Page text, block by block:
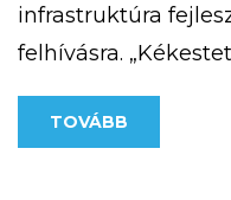
infrastruktúra
felhívásra.
csúcson” című
nem térítendő
TOVÁBB